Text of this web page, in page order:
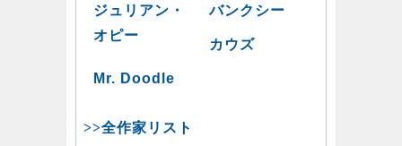
ジュリアン・
オピー
バンクシー
カウズ
Mr. Doodle
>>全作家リスト